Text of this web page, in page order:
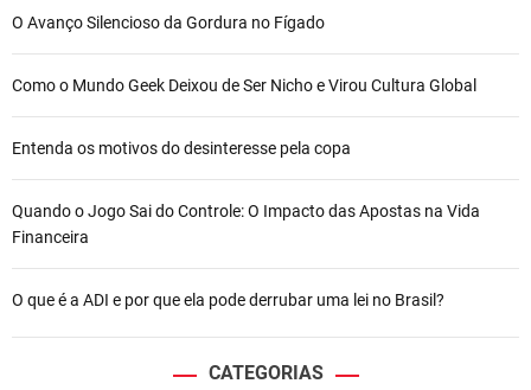
O Avanço Silencioso da Gordura no Fígado
Como o Mundo Geek Deixou de Ser Nicho e Virou Cultura Global
Entenda os motivos do desinteresse pela copa
Quando o Jogo Sai do Controle: O Impacto das Apostas na Vida
Financeira
O que é a ADI e por que ela pode derrubar uma lei no Brasil?
CATEGORIAS